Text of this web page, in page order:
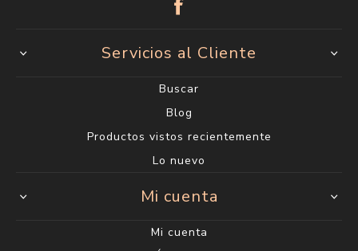
Servicios al Cliente
Buscar
Blog
Productos vistos recientemente
Lo nuevo
Mi cuenta
Mi cuenta